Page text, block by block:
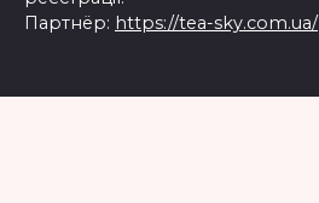
Партнёр: https://tea-sky.com.ua/